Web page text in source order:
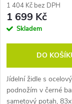
1 404 Kč bez DPH
1 699 Kč
Skladem
DO
Jídelní židle s
podnožím v černé
sametový potah,